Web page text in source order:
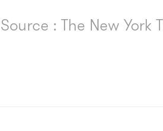
Source : The New York